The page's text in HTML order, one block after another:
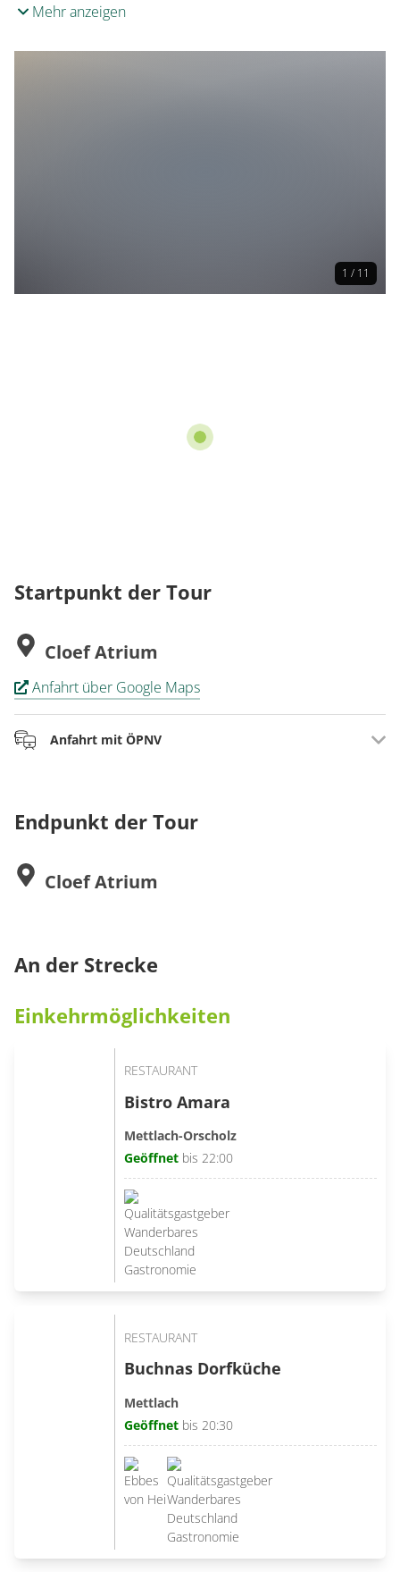
Mehr anzeigen
1 / 11
Startpunkt der Tour
Cloef Atrium
Anfahrt über Google Maps
Anfahrt mit ÖPNV
Orscholz Post oder Reha-Klinik.
Endpunkt der Tour
Cloef Atrium
An der Strecke
Einkehrmöglichkeiten
RESTAURANT
Bistro Amara
Mettlach-Orscholz
Geöffnet bis 22:00
RESTAURANT
Buchnas Dorfküche
Mettlach
Geöffnet bis 20:30